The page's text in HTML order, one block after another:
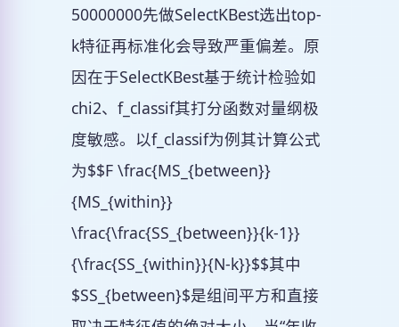
50000000先做SelectKBest选出top-
k特征再标准化会导致严重偏差。原
因在于SelectKBest基于统计检验如
chi2、f_classif其打分函数对量纲极
度敏感。以f_classif为例其计算公式
为$$F \frac{MS_{between}}
{MS_{within}}
\frac{\frac{SS_{between}}{k-1}}
{\frac{SS_{within}}{N-k}}$$其中
$SS_{between}$是组间平方和直接